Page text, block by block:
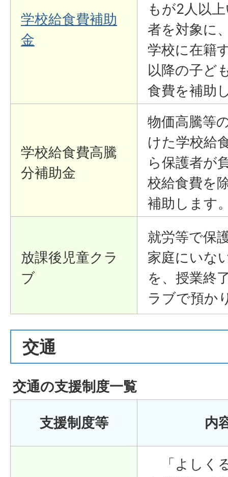
学校給食費補助
金
もが2人以
者を対象に
学校に在籍
以降の子ど
食費を補助
学校給食費高騰
分補助金
物価高騰等
けた学校給
ら保護者が
校給食費を
補助します
放課後児童クラ
ブ
就労等で保
家庭にいな
を、授業終
ラブで預か
交通
交通の支援制度一覧
支援制度等 内
「よしく